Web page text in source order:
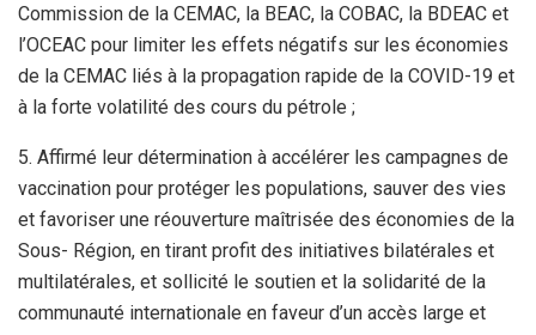
Commission de la CEMAC, la BEAC, la COBAC, la BDEAC et
l’OCEAC pour limiter les effets négatifs sur les économies
de la CEMAC liés à la propagation rapide de la COVID-19 et
à la forte volatilité des cours du pétrole ;
5. Affirmé leur détermination à accélérer les campagnes de
vaccination pour protéger les populations, sauver des vies
et favoriser une réouverture maîtrisée des économies de la
Sous- Région, en tirant profit des initiatives bilatérales et
multilatérales, et sollicité le soutien et la solidarité de la
communauté internationale en faveur d’un accès large et